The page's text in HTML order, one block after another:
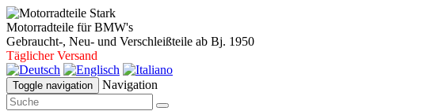
Motorradteile für BMW's
Gebraucht-, Neu- und Verschleißteile ab Bj. 1950
Täglicher Versand
Toggle navigation Navigation